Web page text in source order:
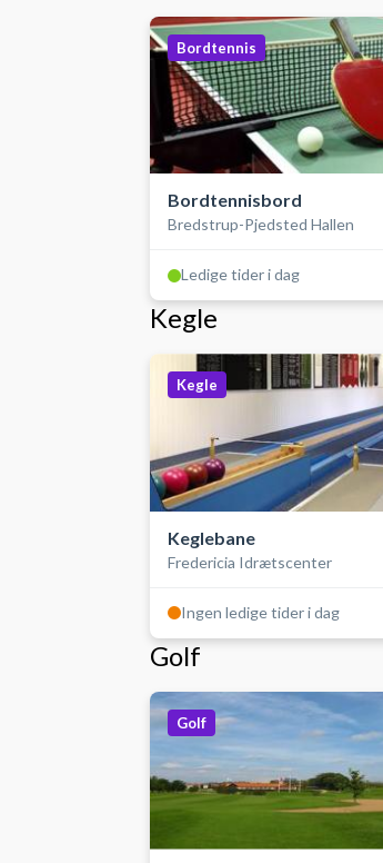
Bordtennis
Bordtennisbord
Bredstrup-Pjedsted Hallen
Ledige tider i dag
Kegle
Kegle
Keglebane
Fredericia Idrætscenter
Ingen ledige tider i dag
Golf
Golf